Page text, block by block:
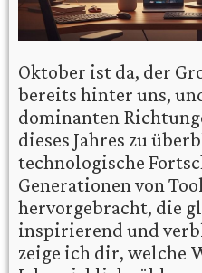
Oktober ist da, der
bereits hinter uns,
dominanten
dieses Jahres zu
technologische
Generationen von
hervorgebracht, die
inspirierend und
zeige ich dir, welche